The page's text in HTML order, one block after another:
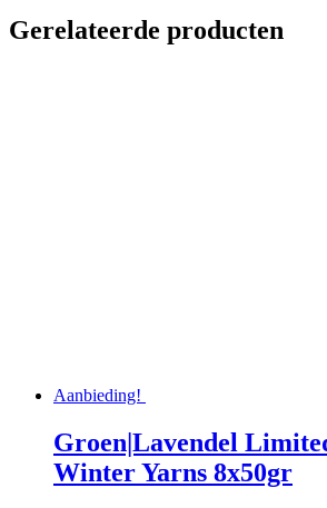
Gerelateerde producten
Aanbieding!
Groen|Lavendel
Winter Yarns 8x50gr